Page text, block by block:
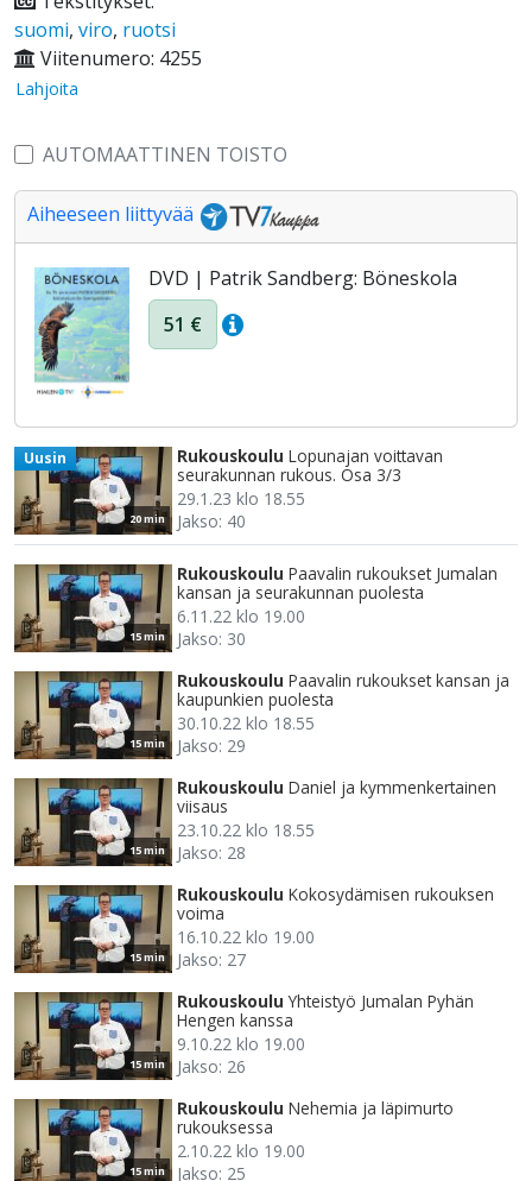
suomi, viro, ruotsi
Viitenumero: 4255
Lahjoita
AUTOMAATTINEN TOISTO
Aiheeseen liittyvää
DVD | Patrik Sandberg: Böneskola
51 €
20 min
Uusin Rukouskoulu Lopunajan voittavan
seurakunnan rukous. Osa 3/3
29.1.23 klo 18.55
Jakso: 40
15 min
Rukouskoulu Paavalin rukoukset Jumalan
kansan ja seurakunnan puolesta
6.11.22 klo 19.00
Jakso: 30
15 min
Rukouskoulu Paavalin rukoukset kansan ja
kaupunkien puolesta
30.10.22 klo 18.55
Jakso: 29
15 min
Rukouskoulu Daniel ja kymmenkertainen
viisaus
23.10.22 klo 18.55
Jakso: 28
15 min
Rukouskoulu Kokosydämisen rukouksen
voima
16.10.22 klo 19.00
Jakso: 27
15 min
Rukouskoulu Yhteistyö Jumalan Pyhän
Hengen kanssa
9.10.22 klo 19.00
Jakso: 26
15 min
Rukouskoulu Nehemia ja läpimurto
rukouksessa
2.10.22 klo 19.00
Jakso: 25